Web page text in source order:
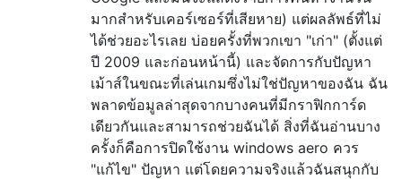
มากสำหรับเคอร์เซอร์ที่เสียหาย) แต่ผลลัพธ์ที่ไม่
ได้ช่วยอะไรเลย บ่อยครั้งที่พวกเขา "เก่า" (ตั้งแต่
ปี 2009 และก่อนหน้านี้) และจัดการกับปัญหา
เม้าส์ในขณะที่เล่นเกมซึ่งไม่ใช่ปัญหาของฉัน ฉัน
พลาดข้อมูลล่าสุดจากบางคนที่มีกราฟิกการ์ด
เดียวกันและสามารถช่วยฉันได้ สิ่งที่ฉันอ่านบาง
ครั้งก็คือการปิดใช้งาน windows aero ควร
"แก้ไข" ปัญหา แต่โดยความจริงแล้วฉันสนุกกับ